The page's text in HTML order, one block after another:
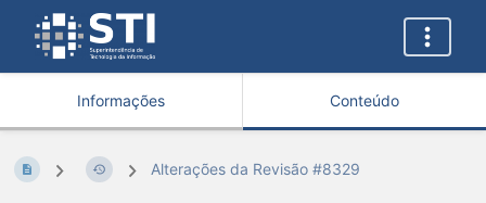
Informações Conteúdo
Alterações da Revisão #8329